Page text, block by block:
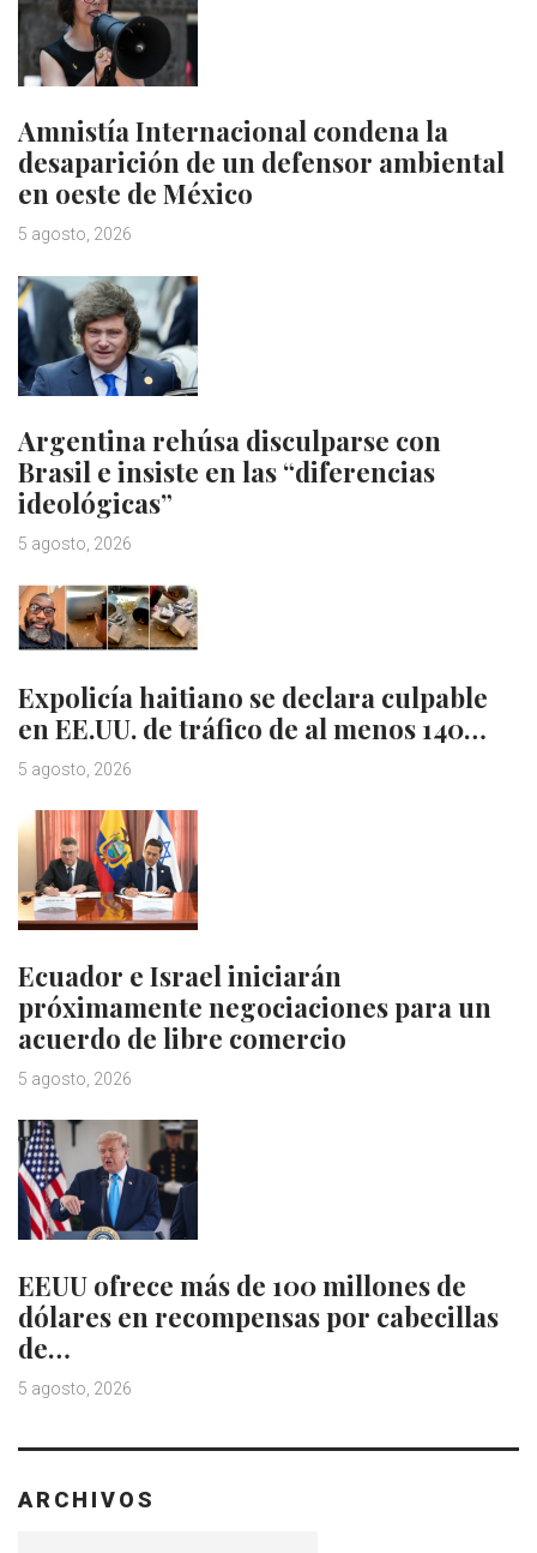
Amnistía Internacional condena la
desaparición de un defensor ambiental
en oeste de México
5 agosto, 2026
Argentina rehúsa disculparse con
Brasil e insiste en las “diferencias
ideológicas”
5 agosto, 2026
Expolicía haitiano se declara culpable
en EE.UU. de tráfico de al menos 140…
5 agosto, 2026
Ecuador e Israel iniciarán
próximamente negociaciones para un
acuerdo de libre comercio
5 agosto, 2026
EEUU ofrece más de 100 millones de
dólares en recompensas por cabecillas
de…
5 agosto, 2026
ARCHIVOS